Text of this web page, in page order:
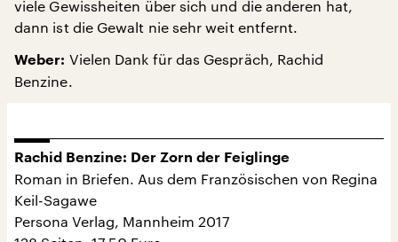
viele Gewissheiten über sich und die anderen hat,
dann ist die Gewalt nie sehr weit entfernt.
Weber: Vielen Dank für das Gespräch, Rachid
Benzine.
Rachid Benzine: Der Zorn der Feiglinge
Roman in Briefen. Aus dem Französischen von Regina
Keil-Sagawe
Persona Verlag, Mannheim 2017